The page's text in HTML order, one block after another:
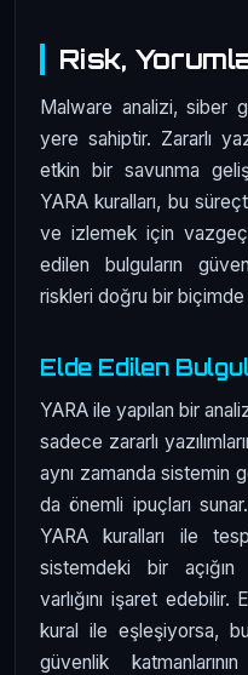
Risk,
Malware analizi, siber
yere sahiptir. Zararlı
etkin bir savunma
YARA kuralları, bu
ve izlemek için
edilen bulguların
riskleri doğru bir
Elde Edilen
YARA ile yapılan bir
sadece zararlı
aynı zamanda sistemin
da önemli ipuçları
YARA kuralları ile
sistemdeki bir açığın
varlığını işaret
kural ile eşleşiyorsa,
güvenlik